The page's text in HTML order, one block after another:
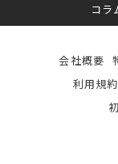
コラ
会社概要
利用規